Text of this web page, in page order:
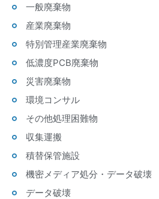
一般廃棄物
産業廃棄物
特別管理産業廃棄物
低濃度PCB廃棄物
災害廃棄物
環境コンサル
その他処理困難物
収集運搬
積替保管施設
機密メディア処分・データ破壊
データ破壊